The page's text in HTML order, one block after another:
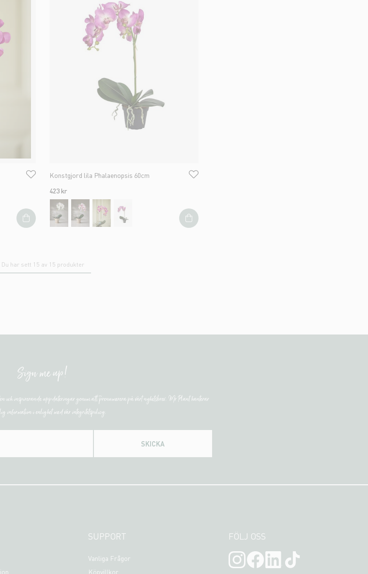
Konstgjord lila Phalaenopsis 60cm
423 kr
Du har sett 15 av 15 produkter
Sign me up!
och inspirerande uppdateringar genom att prenumerera på vårt nyhetsbrev. Mr Plant hanterar
information i enlighet med vår integritetspolicy.
SKICKA
SUPPORT
Vanliga Frågor
Köpvillkor
FÖLJ OSS